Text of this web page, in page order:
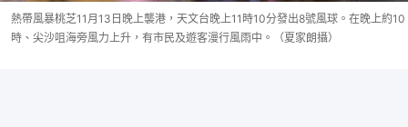
熱帶風暴桃芝11月13日晚上襲港，天文台晚上11時10分發出8號風球。在晚上約10
時、尖沙咀海旁風力上升，有市民及遊客漫行風雨中。（夏家朗攝）